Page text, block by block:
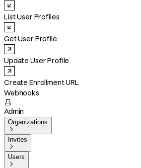
List User Profiles
Get User Profile
Update User Profile
Create Enrollment URL
Webhooks

Admin
Organizations

Invites

Users
